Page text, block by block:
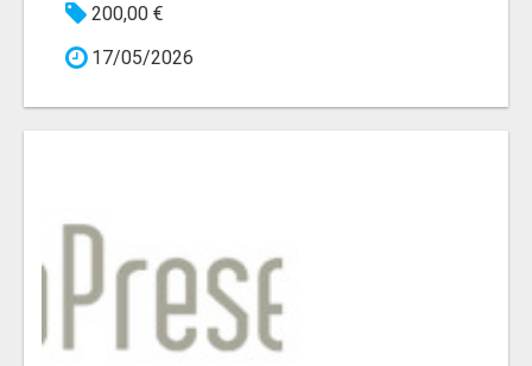
200,00 €
17/05/2026